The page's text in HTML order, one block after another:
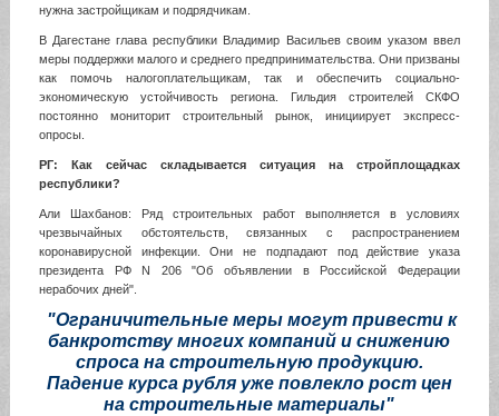
нужна застройщикам и подрядчикам.
В Дагестане глава республики Владимир Васильев своим указом ввел
меры поддержки малого и среднего предпринимательства. Они призваны
как помочь налогоплательщикам, так и обеспечить социально-
экономическую устойчивость региона. Гильдия строителей СКФО
постоянно мониторит строительный рынок, инициирует экспресс-
опросы.
РГ: Как сейчас складывается ситуация на стройплощадках
республики?
Али Шахбанов: Ряд строительных работ выполняется в условиях
чрезвычайных обстоятельств, связанных с распространением
коронавирусной инфекции. Они не подпадают под действие указа
президента РФ N 206 "Об объявлении в Российской Федерации
нерабочих дней".
"Ограничительные меры могут привести к
банкротству многих компаний и снижению
спроса на строительную продукцию.
Падение курса рубля уже повлекло рост цен
на строительные материалы"